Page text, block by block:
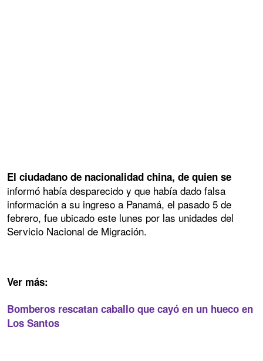
El ciudadano de nacionalidad china, de quien se
informó había desparecido y que había dado falsa
información a su ingreso a Panamá, el pasado 5 de
febrero, fue ubicado este lunes por las unidades del
Servicio Nacional de Migración.
Ver más:
Bomberos rescatan caballo que cayó en un hueco en
Los Santos